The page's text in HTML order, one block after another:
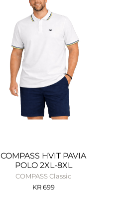
COMPASS HVIT PAVIA
POLO 2XL-8XL
COMPASS Classic
KR699